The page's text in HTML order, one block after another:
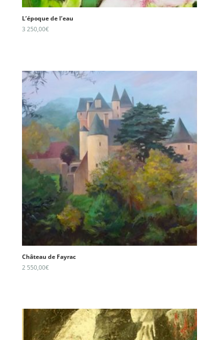
L’époque de l’eau
3 250,00€
Château de Fayrac
2 550,00€